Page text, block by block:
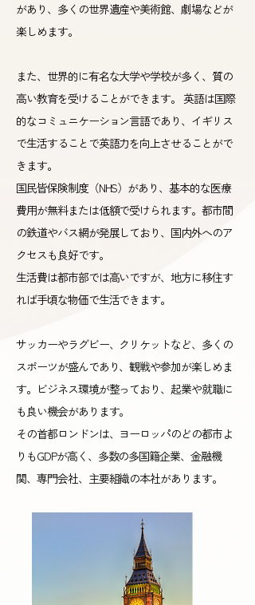
があり、多くの世界遺産や美術館、劇場などが
楽しめます。
また、世界的に有名な大学や学校が多く、質の
高い教育を受けることができます。 英語は国際
的なコミュニケーション言語であり、イギリス
で生活することで英語力を向上させることがで
きます。
国民皆保険制度（NHS）があり、基本的な医療
費用が無料または低額で受けられます。都市間
の鉄道やバス網が発展しており、国内外へのア
クセスも良好です。
生活費は都市部では高いですが、地方に移住す
れば手頃な物価で生活できます。
サッカーやラグビー、クリケットなど、多くの
スポーツが盛んであり、観戦や参加が楽しめま
す。ビジネス環境が整っており、起業や就職に
も良い機会があります。
その首都ロンドンは、ヨーロッパのどの都市よ
りもGDPが高く、多数の多国籍企業、金融機
関、専門会社、主要組織の本社があります。